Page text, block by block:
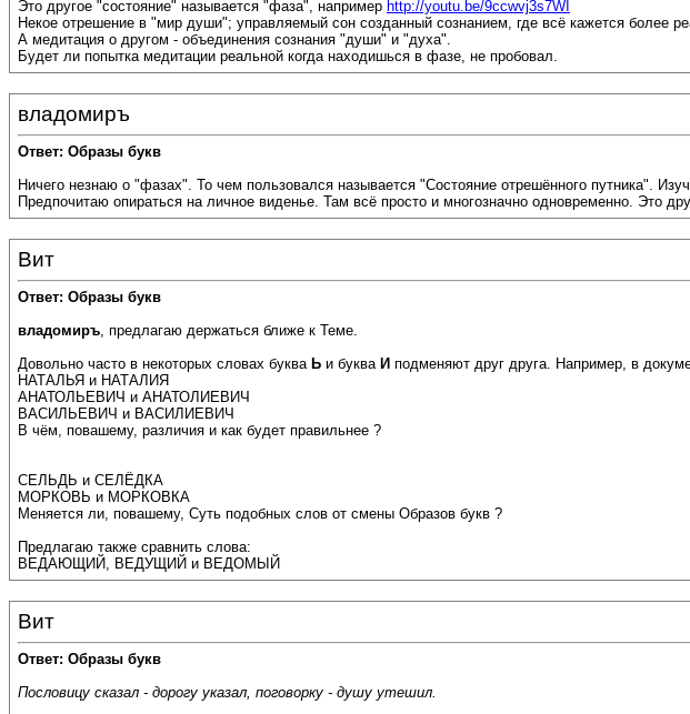
Это другое "состояние" называется "фаза", например http://youtu.be/9ccwvj3s7WI
Некое отрешение в "мир души"; управляемый сон созданный сознанием, где всё кажется более
А медитация о другом - объединения сознания "души" и "духа".
Будет ли попытка медитации реальной когда находишься в фазе, не пробовал.
владомиръ
Ответ: Образы букв
Ничего незнаю о "фазах". То чем пользовался называется "Состояние отрешённого путника".
Предпочитаю опираться на личное виденье. Там всё просто и многозначно одновременно. Это
Вит
Ответ: Образы букв
владомиръ, предлагаю держаться ближе к Теме.
Довольно часто в некоторых словах буква Ь и буква И подменяют друг друга. Например, в
НАТАЛЬЯ и НАТАЛИЯ
АНАТОЛЬЕВИЧ и АНАТОЛИЕВИЧ
ВАСИЛЬЕВИЧ и ВАСИЛИЕВИЧ
В чём, повашему, различия и как будет правильнее ?
СЕЛЬДЬ и СЕЛЁДКА
МОРКОВЬ и МОРКОВКА
Меняется ли, повашему, Суть подобных слов от смены Образов букв ?
Предлагаю также сравнить слова:
ВЕДАЮЩИЙ, ВЕДУЩИЙ и ВЕДОМЫЙ
Вит
Ответ: Образы букв
Пословицу сказал - дорогу указал, поговорку - душу утешил.